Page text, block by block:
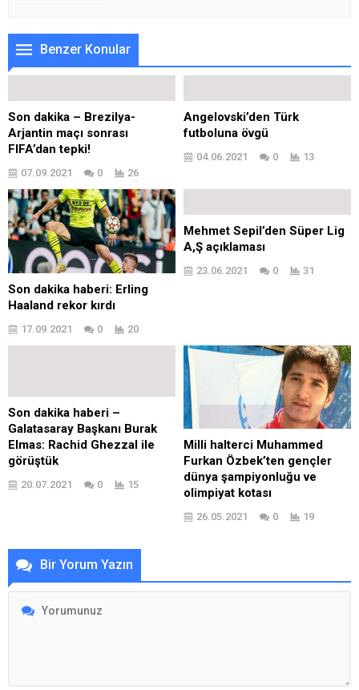
Benzer Konular
Son dakika – Brezilya-
Arjantin maçı sonrası
FIFA’dan tepki!
07.09.2021 0 26
Angelovski’den Türk
futboluna övgü
04.06.2021 0 13
Son dakika haberi: Erling
Haaland rekor kırdı
17.09.2021 0 20
Mehmet Sepil’den Süper Lig
A,Ş açıklaması
23.06.2021 0 31
Son dakika haberi –
Galatasaray Başkanı Burak
Elmas: Rachid Ghezzal ile
görüştük
20.07.2021 0 15
Milli halterci Muhammed
Furkan Özbek’ten gençler
dünya şampiyonluğu ve
olimpiyat kotası
26.05.2021 0 19
Bir Yorum Yazın